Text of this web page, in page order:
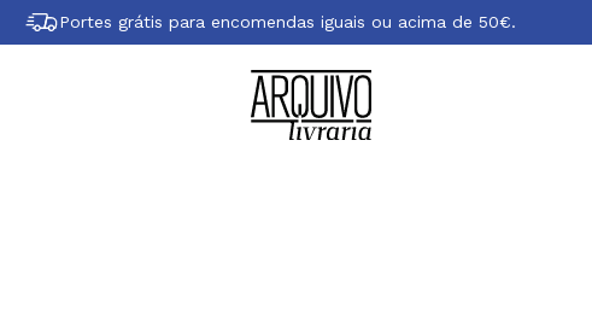
Portes grátis para encomendas iguais ou acima de 50€.